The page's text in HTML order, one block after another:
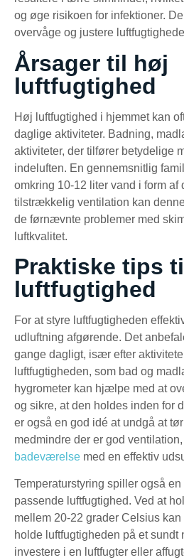
og øge risikoen for infektioner.
overvåge og justere
Årsager til høj
luftfugtighed
Høj luftfugtighed i hjemmet kan
daglige aktiviteter. Badning,
aktiviteter, der tilfører betydelige
indeluften. En gennemsnitlig
omkring 10-12 liter vand i form af
tilstrækkelig ventilation kan
de førnævnte problemer med
luftkvalitet.
Praktiske tips
luftfugtighed
For at styre luftfugtigheden
udluftning afgørende. Det
gange dagligt, især efter
luftfugtigheden, som bad og
hygrometer kan hjælpe med at
og sikre, at den holdes inden for
er også en god idé at undgå at
medmindre der er god
badeværelse med en effektiv
Temperaturstyring spiller også
passende luftfugtighed. Ved at
mellem 20-22 grader Celsius
holde luftfugtigheden på et sundt
investere i en luftfugter eller